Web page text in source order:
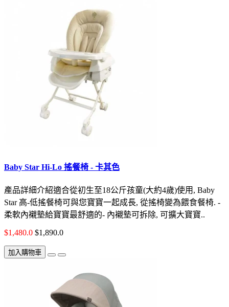
Baby Star Hi-Lo 搖餐椅 - 卡其色
產品詳細介紹適合從初生至18公斤孩童(大約4歲)使用, Baby
Star 高-低搖餐椅可與您寶寶一起成長, 從搖椅變為餵食餐椅. -
柔軟內襯墊給寶寶最舒適的- 內襯墊可拆除, 可擴大寶寶..
$1,480.0 $1,890.0
加入購物車